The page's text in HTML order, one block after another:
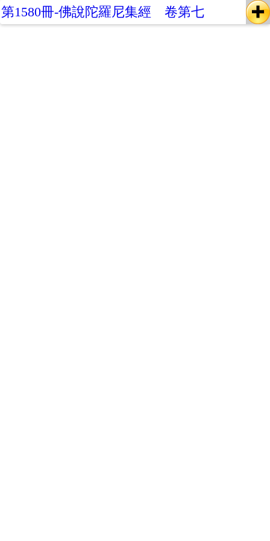
第1580冊-佛說陀羅尼集經 卷第七